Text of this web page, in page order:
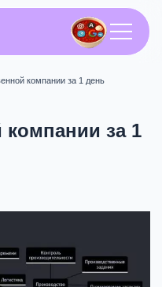
компании за 1 день
компании за 1